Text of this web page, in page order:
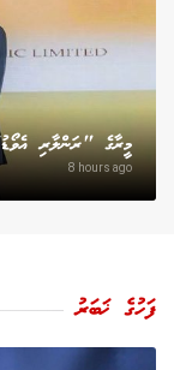
މީރާގެ "ރަންލާރި
8 hours ago
ފަހުގެ ޚަބަރު